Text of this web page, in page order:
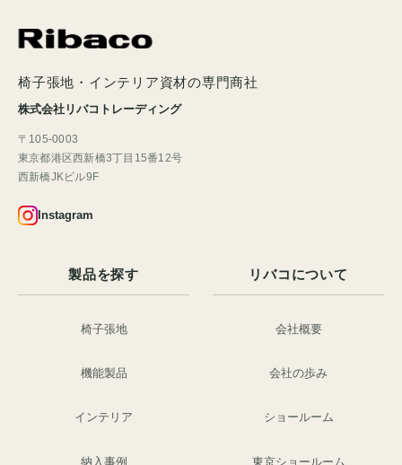
椅子張地・インテリア資材の専門商社
株式会社リバコトレーディング
〒105-0003
東京都港区西新橋3丁目15番12号
西新橋JKビル9F
Instagram
製品を探す
椅子張地
機能製品
インテリア
納入事例
リバコについて
会社概要
会社の歩み
ショールーム
東京ショールーム